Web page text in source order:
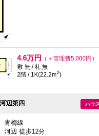
4.6万円
（＋管理費5,000円）
敷 無 / 礼 無
2階 / 1K(22.2m2)
ハウ
辺第四
青梅線
河辺 徒歩12分